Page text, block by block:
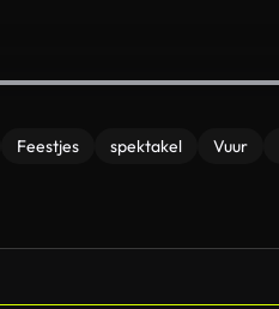
Feestjes spektakel Vuur